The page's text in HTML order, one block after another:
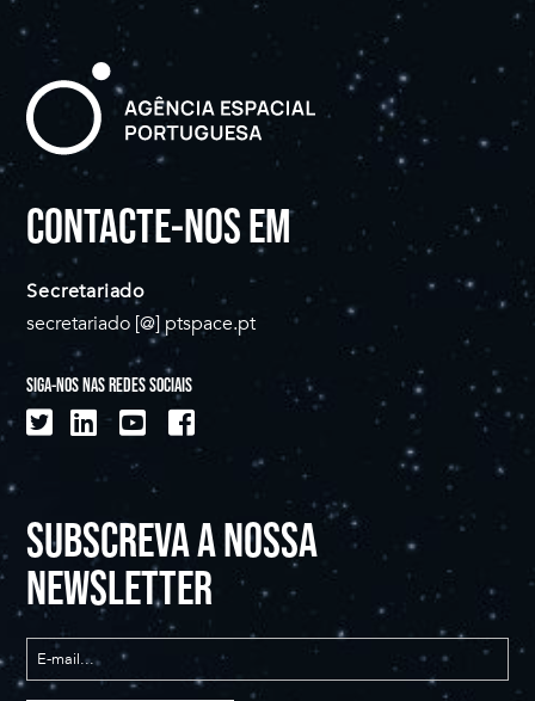
CONTACTE-NOS EM
Secretariado
secretariado [@] ptspace.pt
SIGA-NOS NAS REDES SOCIAIS
SUBSCREVA A NOSSA
NEWSLETTER